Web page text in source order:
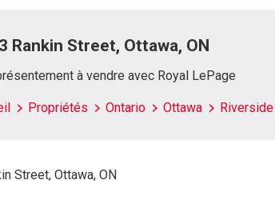
Rankin Street, Ottawa, ON
à vendre avec Royal LePage
Propriétés Ontario Ottawa